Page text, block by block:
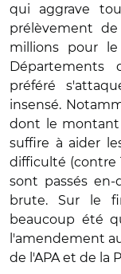
qui aggrave
prélèvement
millions pour
Départements
préféré
insensé.
dont le montant
suffire à aider
difficulté (contre
sont passés
brute. Sur le
beaucoup été
l'amendement
de l'APA et de la